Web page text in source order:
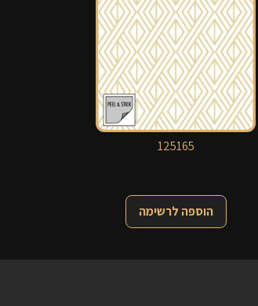
125165
הוספה לרשימה